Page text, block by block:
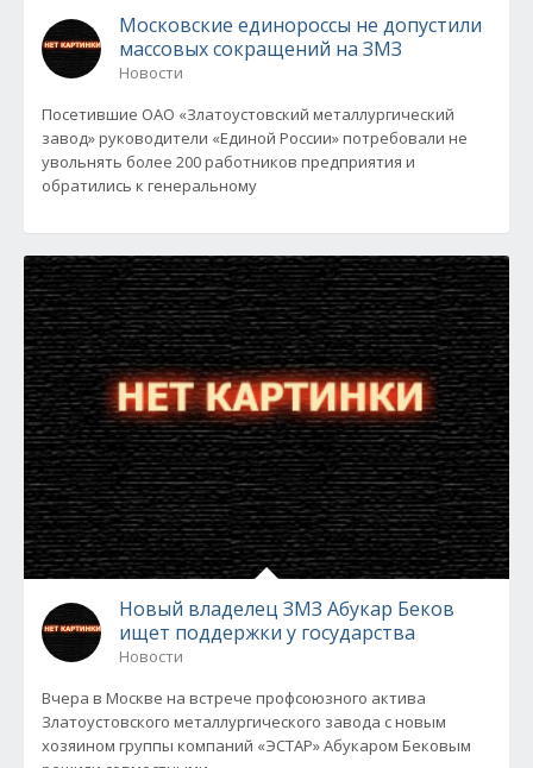
Московские единороссы не допустили
массовых сокращений на ЗМЗ
Новости
Посетившие ОАО «Златоустовский металлургический
завод» руководители «Единой России» потребовали не
увольнять более 200 работников предприятия и
обратились к генеральному
Новый владелец ЗМЗ Абукар Беков
ищет поддержки у государства
Новости
Вчера в Москве на встрече профсоюзного актива
Златоустовского металлургического завода с новым
хозяином группы компаний «ЭСТАР» Абукаром Бековым